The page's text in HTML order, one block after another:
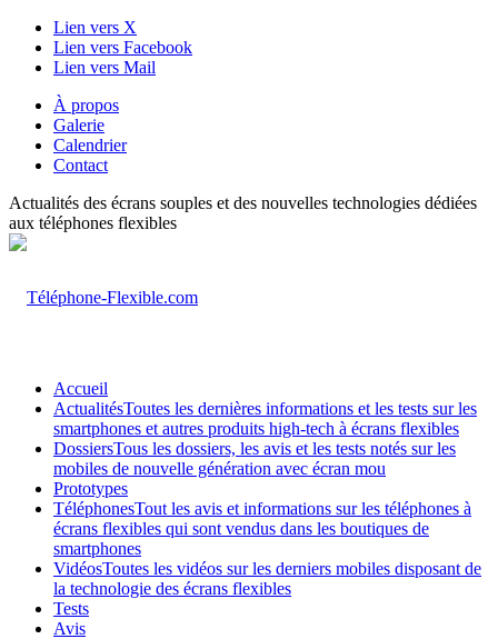
Lien vers X
Lien vers Facebook
Lien vers Mail
À propos
Galerie
Calendrier
Contact
Actualités des écrans souples et des nouvelles technologies dédiées
aux téléphones flexibles
Accueil
ActualitésToutes les dernières informations et les tests sur les
smartphones et autres produits high-tech à écrans flexibles
DossiersTous les dossiers, les avis et les tests notés sur les
mobiles de nouvelle génération avec écran mou
Prototypes
TéléphonesTout les avis et informations sur les téléphones à
écrans flexibles qui sont vendus dans les boutiques de
smartphones
VidéosToutes les vidéos sur les derniers mobiles disposant de
la technologie des écrans flexibles
Tests
Avis